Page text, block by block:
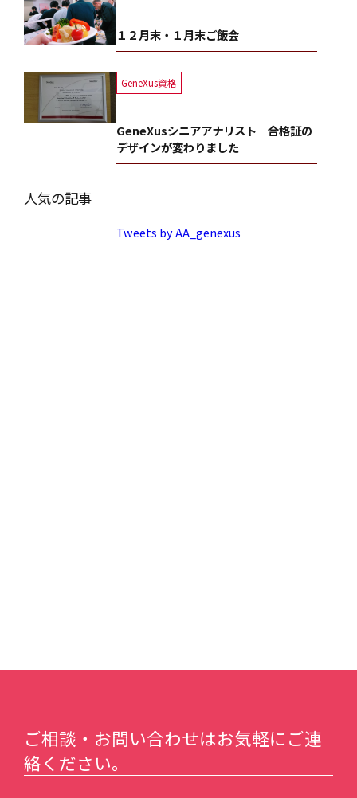
１２月末・１月末ご飯会
GeneXus資格
GeneXusシニアアナリスト 合格証の
デザインが変わりました
人気の記事
Tweets by AA_genexus
ご相談・お問い合わせはお気軽にご連
絡ください。